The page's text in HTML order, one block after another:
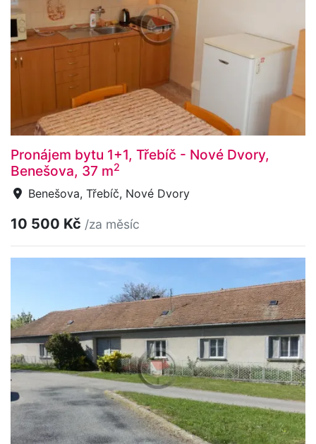
Pronájem bytu 1+1, Třebíč - Nové Dvory,
Benešova, 37 m2
Benešova, Třebíč, Nové Dvory
10 500 Kč /za měsíc